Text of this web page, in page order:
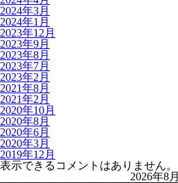
2024年3月
2024年1月
2023年12月
2023年9月
2023年8月
2023年7月
2023年2月
2021年8月
2021年2月
2020年10月
2020年8月
2020年6月
2020年3月
2019年12月
表示できるコメントはありません。
2026年8月